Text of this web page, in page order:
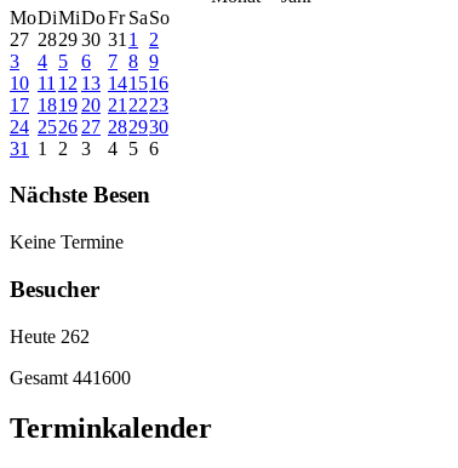
MoDiMiDoFr SaSo
27 282930 31 1
2
3
4 5 6 7 8 9
10 11 12 13 141516
17 1819 20 21 2223
24 2526 27 282930
31
1 2 3 4 5 6
Nächste Besen
Keine Termine
Besucher
Heute 262
Gesamt 441600
Terminkalender